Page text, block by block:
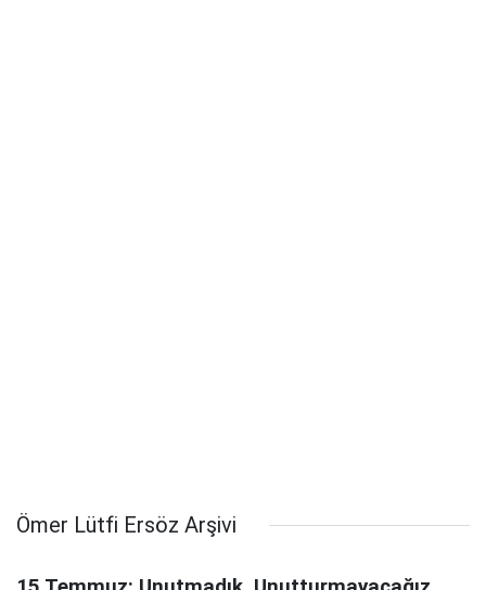
Ömer Lütfi Ersöz Arşivi